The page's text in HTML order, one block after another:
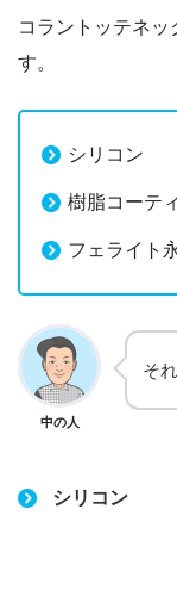
コラントッテネッ
す。
シリコン
樹脂コーテ
フェライト
中の人
そ
シリコン